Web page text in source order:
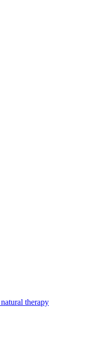
therapy